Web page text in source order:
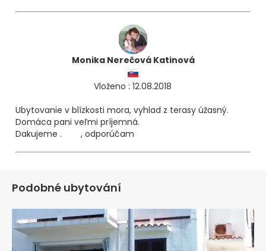
Monika Nerečová Katinová
Vloženo : 12.08.2018
Ubytovanie v blízkosti mora, vyhlad z terasy úžasný.
Domáca pani veľmi príjemná.
Dakujeme .
😁, odporúčam
Podobné ubytování